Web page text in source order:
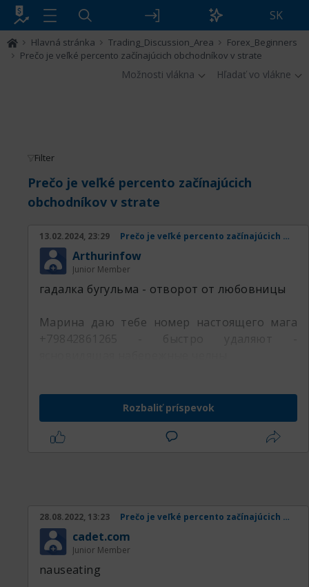
SK
Hlavná stránka Trading_Discussion_Area
Forex_Beginners
Prečo je veľké percento začínajúcich obchodníkov v strate
Možnosti vlákna Hľadať vo vlákne
Filter
Prečo je veľké percento začínajúcich
obchodníkov v strate
13.02.2024, 23:29 Prečo je veľké percento začínajúcich obchodníkov v strate
Arthurinfow
Junior Member
гадалка бугульма - отворот от любовницы
Марина даю тебе номер настоящего мага
+79842861265 - быстро удаляют -
Rozbaliť príspevok
28.08.2022, 13:23 Prečo je veľké percento začínajúcich obchodníkov v strate
cadet.com
Junior Member
nauseating